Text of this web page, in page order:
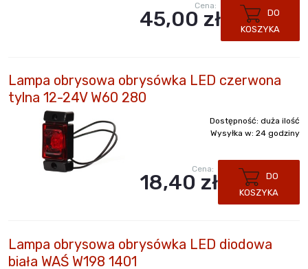
Cena:
45,00 zł
DO
KOSZYKA
Lampa obrysowa obrysówka LED czerwona
tylna 12-24V W60 280
Dostępność: duża ilość
Wysyłka w: 24 godziny
Cena:
18,40 zł
DO
KOSZYKA
Lampa obrysowa obrysówka LED diodowa
biała WAŚ W198 1401